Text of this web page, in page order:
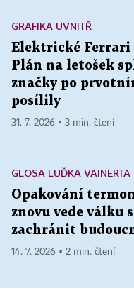
GRAFIKA UVNITŘ
Elektrické Ferrari
Plán na letošek
značky po
posílily
31. 7. 2026 ▪ 3 min. čtení
GLOSA LUĎKA VAINERTA
Opakování
znovu vede válku
zachránit
14. 7. 2026 ▪ 2 min. čtení